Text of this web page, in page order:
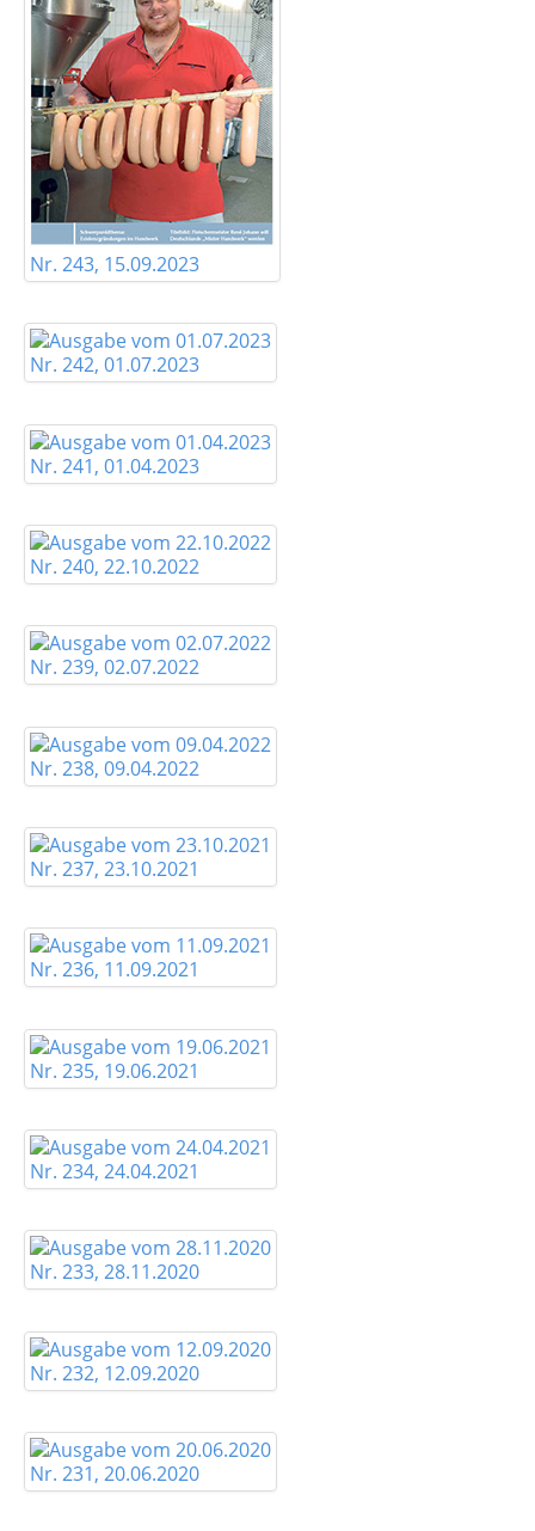
Nr. 243, 15.09.2023
Nr. 242, 01.07.2023
Nr. 241, 01.04.2023
Nr. 240, 22.10.2022
Nr. 239, 02.07.2022
Nr. 238, 09.04.2022
Nr. 237, 23.10.2021
Nr. 236, 11.09.2021
Nr. 235, 19.06.2021
Nr. 234, 24.04.2021
Nr. 233, 28.11.2020
Nr. 232, 12.09.2020
Nr. 231, 20.06.2020